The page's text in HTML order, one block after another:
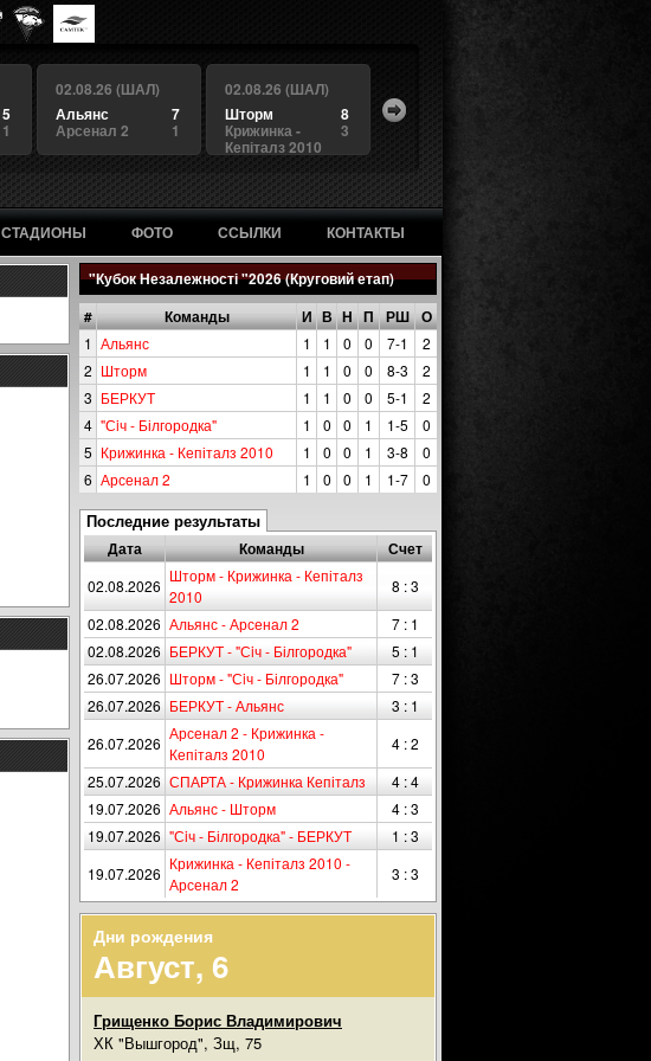
5
1
02.08.26 (ШАЛ)
7
Альянс
1
Арсенал 2
02.08.26 (ШАЛ)
8
Шторм
3
Крижинка -
Кепіталз 2010
СТАДИОНЫ ФОТО ССЫЛКИ КОНТАКТЫ
"Кубок Незалежності "2026 (Круговий етап)
# Команды И В Н П РШ О
1 Альянс 1 1 0 0 7-1
2
2 Шторм 1 1 0 0 8-3
2
3 БЕРКУТ 1 1 0 0 5-1
2
4 "Сiч - Білгородка" 1 0 0 1 1-5
0
5 Крижинка - Кепіталз 2010 1 0 0 1 3-8
0
6 Арсенал 2 1 0 0 1 1-7 0
Последние результаты
Дата Команды Счет
02.08.2026
Шторм - Крижинка - Кепіталз
2010
8 : 3
02.08.2026 Альянс - Арсенал 2
7 : 1
02.08.2026 БЕРКУТ - "Сiч - Білгородка"
5 : 1
26.07.2026 Шторм - "Сiч - Білгородка"
7 : 3
26.07.2026 БЕРКУТ - Альянс
3 : 1
26.07.2026
Арсенал 2 - Крижинка -
Кепіталз 2010
4 : 2
25.07.2026 СПАРТА - Крижинка Кепіталз
4 : 4
19.07.2026 Альянс - Шторм
4 : 3
19.07.2026 "Сiч - Білгородка" - БЕРКУТ
1 : 3
19.07.2026
Крижинка - Кепіталз 2010 -
Арсенал 2
3 : 3
Дни рождения
Август, 6
Грищенко Борис Владимирович
ХК "Вышгород", Зщ, 75